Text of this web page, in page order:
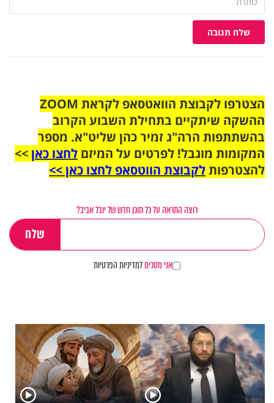
שלח תגובה
הצטרפו לקבוצת הוואטסאפ לקראת ZOOM
ההשקה שיתקיים בתחילת השבוע הקרוב
בהשתתפות הרה"ג זמיר כהן שליט"א. מספר
המקומות מוגבל! לפרטים על המיזם לחצו כאן>>
להצטרפותלקבוצת הווטסאפ לחצו כאן >>
רוצה התראה על כל תוכן חדש של יובל אביב?
אני מסכיםלמדיניות הפרטיות